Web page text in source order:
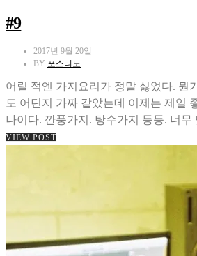
#9
2017년 9월 20일
BY 포스티노
어릴 적엔 가지요리가 정말 싫었다. 뭔
도 어딘지 가짜 같았는데 이제는 제일
나이다. 깐풍가지. 탕수가지 등등. 너무
VIEW POST